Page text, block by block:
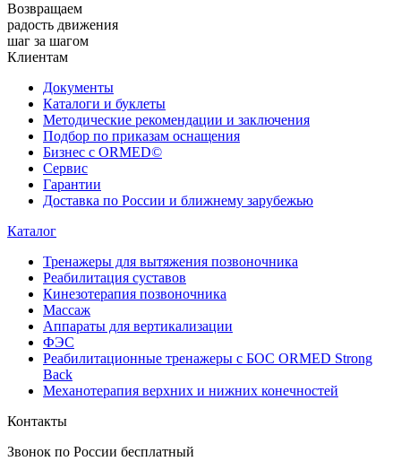
Возвращаем
радость движения
шаг за шагом
Клиентам
Документы
Каталоги и буклеты
Методические рекомендации и заключения
Подбор по приказам оснащения
Бизнес с ORMED©
Сервис
Гарантии
Доставка по России и ближнему зарубежью
Каталог
Тренажеры для вытяжения позвоночника
Реабилитация суставов
Кинезотерапия позвоночника
Массаж
Аппараты для вертикализации
ФЭС
Реабилитационные тренажеры с БОС ORMED Strong
Back
Механотерапия верхних и нижних конечностей
Контакты
Звонок по России бесплатный